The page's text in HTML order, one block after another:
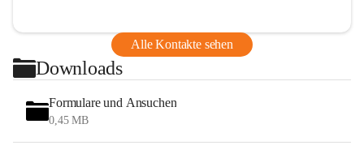
Alle Kontakte sehen
Downloads
Formulare und Ansuchen
0,45 MB